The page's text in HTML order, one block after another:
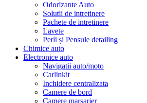
Odorizante Auto
Solutii de intretinere
Pachete de intretinere
Lavete
Perii și Pensule detailing
Chimice auto
Electronice auto
Navigatii auto/moto
Carlinkit
Inchidere centralizata
Camere de bord
Camere marsarier